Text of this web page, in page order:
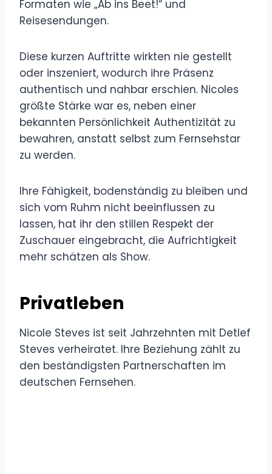
Formaten wie „Ab ins Beet!“ und
Reisesendungen.
Diese kurzen Auftritte wirkten nie gestellt
oder inszeniert, wodurch ihre Präsenz
authentisch und nahbar erschien. Nicoles
größte Stärke war es, neben einer
bekannten Persönlichkeit Authentizität zu
bewahren, anstatt selbst zum Fernsehstar
zu werden.
Ihre Fähigkeit, bodenständig zu bleiben und
sich vom Ruhm nicht beeinflussen zu
lassen, hat ihr den stillen Respekt der
Zuschauer eingebracht, die Aufrichtigkeit
mehr schätzen als Show.
Privatleben
Nicole Steves ist seit Jahrzehnten mit Detlef
Steves verheiratet. Ihre Beziehung zählt zu
den beständigsten Partnerschaften im
deutschen Fernsehen.